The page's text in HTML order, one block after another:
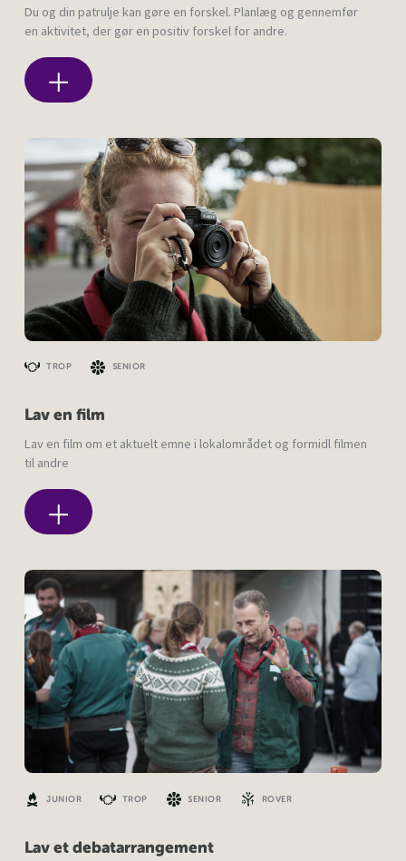
Du og din patrulje kan gøre en forskel. Planlæg og gennemfør
en aktivitet, der gør en positiv forskel for andre.
TROP SENIOR
Lav en film
Lav en film om et aktuelt emne i lokalområdet og formidl filmen
til andre
JUNIOR TROP SENIOR ROVER
Lav et debatarrangement